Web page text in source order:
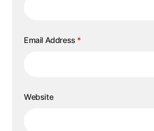
Email Address *
Website